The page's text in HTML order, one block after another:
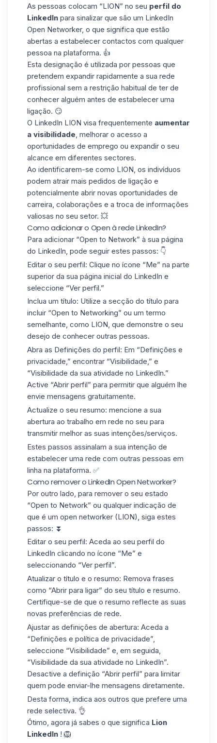
As pessoas colocam “LION” no seu perfil do
LinkedIn para sinalizar que são um LinkedIn
Open Networker, o que significa que estão
abertas a estabelecer contactos com qualquer
pessoa na plataforma. 👍
Esta designação é utilizada por pessoas que
pretendem expandir rapidamente a sua rede
profissional sem a restrição habitual de ter de
conhecer alguém antes de estabelecer uma
ligação. 😏
O LinkedIn LION visa frequentemente aumentar
a visibilidade , melhorar o acesso a
oportunidades de emprego ou expandir o seu
alcance em diferentes sectores.
Ao identificarem-se como LION, os indivíduos
podem atrair mais pedidos de ligação e
potencialmente abrir novas oportunidades de
carreira, colaborações e a troca de informações
valiosas no seu setor. 💥
Como adicionar o Open à rede LinkedIn?
Para adicionar “Open to Network” à sua página
do LinkedIn, pode seguir estes passos: 👇
Editar o seu perfil: Clique no ícone “Me” na parte
superior da sua página inicial do LinkedIn e
seleccione “Ver perfil.”
Inclua um título: Utilize a secção do título para
incluir “Open to Networking” ou um termo
semelhante, como LION, que demonstre o seu
desejo de conhecer outras pessoas.
Abra as Definições do perfil: Em “Definições e
privacidade,” encontrar “Visibilidade,” e
“Visibilidade da sua atividade no LinkedIn.”
Active “Abrir perfil” para permitir que alguém lhe
envie mensagens gratuitamente.
Actualize o seu resumo: mencione a sua
abertura ao trabalho em rede no seu para
transmitir melhor as suas intenções/serviços.
Estes passos assinalam a sua intenção de
estabelecer uma rede com outras pessoas em
linha na plataforma. ✅
Como remover o LinkedIn Open Networker?
Por outro lado, para remover o seu estado
“Open to Network” ou qualquer indicação de
que é um open networker (LION), siga estes
passos: ⏬
Editar o seu perfil: Aceda ao seu perfil do
LinkedIn clicando no ícone “Me” e
seleccionando “Ver perfil”.
Atualizar o título e o resumo: Remova frases
como “Abrir para ligar” do seu título e resumo.
Certifique-se de que o resumo reflecte as suas
novas preferências de rede.
Ajustar as definições de abertura: Aceda a
“Definições e política de privacidade”,
seleccione “Visibilidade” e, em seguida,
“Visibilidade da sua atividade no LinkedIn”.
Desactive a definição “Abrir perfil” para limitar
quem pode enviar-lhe mensagens diretamente.
Desta forma, indica aos outros que prefere uma
rede selectiva. 👌
Ótimo, agora já sabes o que significa Lion
LinkedIn ! 🦁